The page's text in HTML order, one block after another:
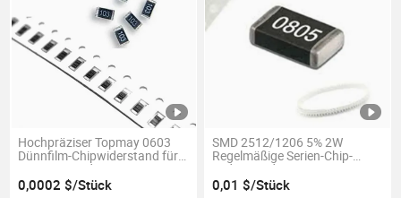
Hochpräziser Topmay 0603
Dünnfilm-Chipwiderstand für
SMD-Anwendungen
0,0002 $/Stück
SMD 2512/1206 5% 2W
Regelmäßige Serien-Chip-
Widerstand
0,01 $/Stück